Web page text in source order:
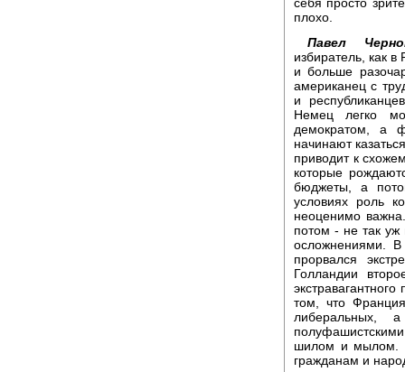
плохо.
Павел
избиратель, как
и больше
американец с
и
Немец легко
демократом, а
начинают
приводит к
которые
бюджеты, а
условиях роль
неоценимо
потом - не так уж
осложнениями.
прорвался
Голландии
том, что
либеральных,
шилом и мылом.
гражданам и